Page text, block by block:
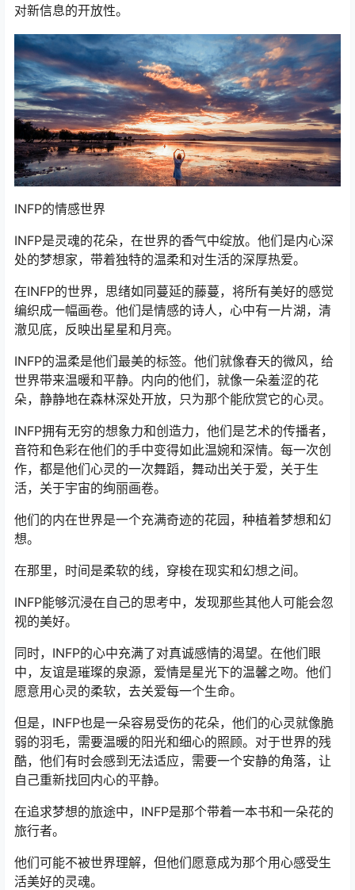
对新信息的开放性。
INFP的情感世界
INFP是灵魂的花朵，在世界的香气中绽放。他们是内心深
处的梦想家，带着独特的温柔和对生活的深厚热爱。
在INFP的世界，思绪如同蔓延的藤蔓，将所有美好的感觉
编织成一幅画卷。他们是情感的诗人，心中有一片湖，清
澈见底，反映出星星和月亮。
INFP的温柔是他们最美的标签。他们就像春天的微风，给
世界带来温暖和平静。内向的他们，就像一朵羞涩的花
朵，静静地在森林深处开放，只为那个能欣赏它的心灵。
INFP拥有无穷的想象力和创造力，他们是艺术的传播者，
音符和色彩在他们的手中变得如此温婉和深情。每一次创
作，都是他们心灵的一次舞蹈，舞动出关于爱，关于生
活，关于宇宙的绚丽画卷。
他们的内在世界是一个充满奇迹的花园，种植着梦想和幻
想。
在那里，时间是柔软的线，穿梭在现实和幻想之间。
INFP能够沉浸在自己的思考中，发现那些其他人可能会忽
视的美好。
同时，INFP的心中充满了对真诚感情的渴望。在他们眼
中，友谊是璀璨的泉源，爱情是星光下的温馨之吻。他们
愿意用心灵的柔软，去关爱每一个生命。
但是，INFP也是一朵容易受伤的花朵，他们的心灵就像脆
弱的羽毛，需要温暖的阳光和细心的照顾。对于世界的残
酷，他们有时会感到无法适应，需要一个安静的角落，让
自己重新找回内心的平静。
在追求梦想的旅途中，INFP是那个带着一本书和一朵花的
旅行者。
他们可能不被世界理解，但他们愿意成为那个用心感受生
活美好的灵魂。